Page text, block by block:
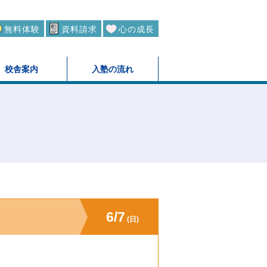
校舎案内 入塾の流れ
無料体験 資料請求 心の成長
6/7 (日)